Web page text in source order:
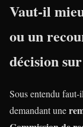
Vaut-il
ou un
décision
Sous entendu
demandant une